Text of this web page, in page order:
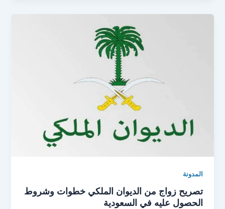
المدونة
تصريح زواج من الديوان الملكي خطوات وشروط
الحصول عليه في السعودية